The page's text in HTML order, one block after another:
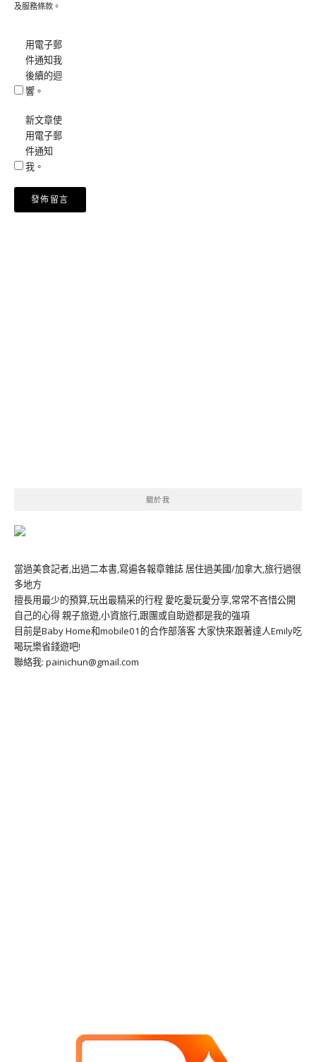
及服務條款 。
用電子郵
件通知我
後續的迴
響。
新文章使
用電子郵
件通知
我。
關於我
當過美食記者,出過二本書,寫遍各報章雜誌 居住過美國/加拿大,旅行過很
多地方
擅長用最少的預算,玩出最精采的行程 愛吃愛玩愛分享,常常不吝惜公開
自己的心得 親子旅遊,小資旅行,跟團或自助遊都是我的強項
目前是Baby Home和mobile01的合作部落客 大家快來跟著達人Emily吃
喝玩樂省錢遊吧!
聯絡我: painichun@gmail.com